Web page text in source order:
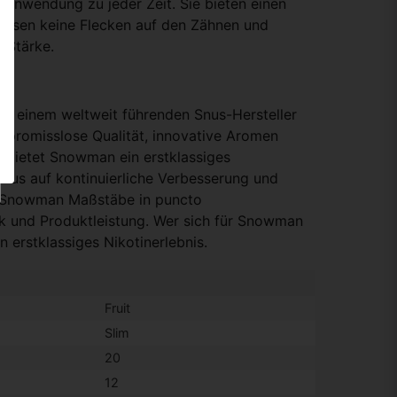
keine Flecken auf den Zähnen und
Stärke.
einem weltweit führenden Snus-Hersteller
Qualität, innovative Aromen
bietet Snowman ein erstklassiges
auf kontinuierliche Verbesserung und
Maßstäbe in puncto
und Produktleistung. Wer sich für Snowman
erstklassiges Nikotinerlebnis.
Fruit
Slim
20
12